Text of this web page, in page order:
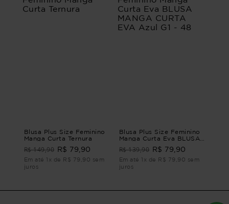
Blusa Plus Size Feminino
Manga Curta Ternura
R$ 149,90 R$ 79,90
Em até 1x de R$ 79,90 sem
juros
Blusa Plus Size Feminino
Manga Curta Eva BLUSA
MANGA CURTA EVA Azul
G1 - 48
R$ 139,90 R$ 79,90
Em até 1x de R$ 79,90 sem
juros